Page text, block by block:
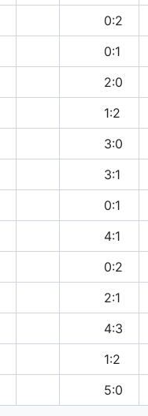
0:2
0:1
2:0
1:2
3:0
3:1
0:1
4:1
0:2
2:1
4:3
1:2
5:0